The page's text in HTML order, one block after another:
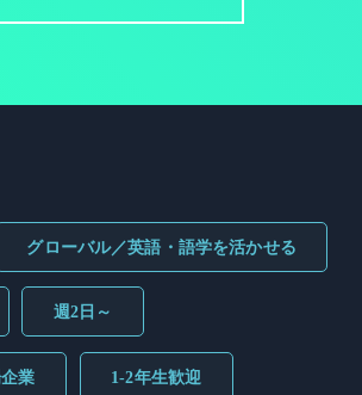
グローバル／英語・語学を活かせる
週2日～
業 1-2年生歓迎